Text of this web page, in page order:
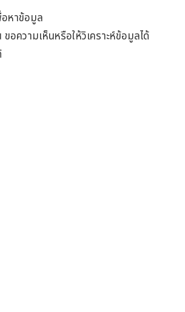
อหาข้อมูล
อความเห็นหรือให้วิเคราะห์ข้อมูลได้